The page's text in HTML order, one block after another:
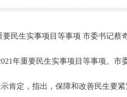
民生实事项目等事项 市委书记蔡
年重要民生实事项目等事项。市
定，指出，保障和改善民生要紧